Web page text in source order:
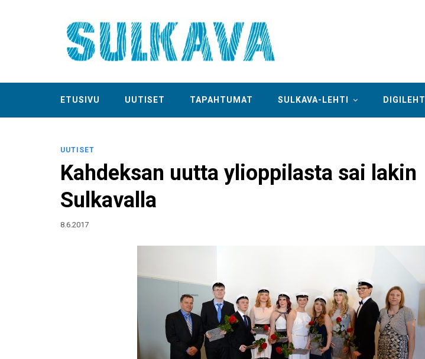
ETUSIVU UUTISET TAPAHTUMAT SULKAVA-LEHTI DIGILEHTI
UUTISET
Kahdeksan uutta ylioppilasta sai lakin
Sulkavalla
8.6.2017